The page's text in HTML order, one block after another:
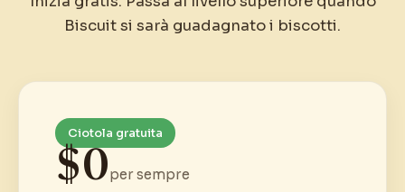
Biscuit si sarà guadagnato i biscotti.
Ciotola gratuita
$0per sempre